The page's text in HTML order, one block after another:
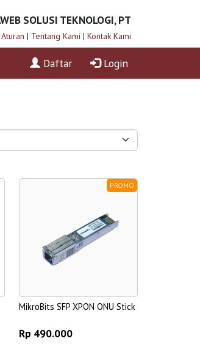
SOLUSI TEKNOLOGI, PT
Aturan | Tentang Kami | Kontak Kami
Daftar Login
PROMO
MikroBits SFP XPON ONU Stick
Rp 490.000